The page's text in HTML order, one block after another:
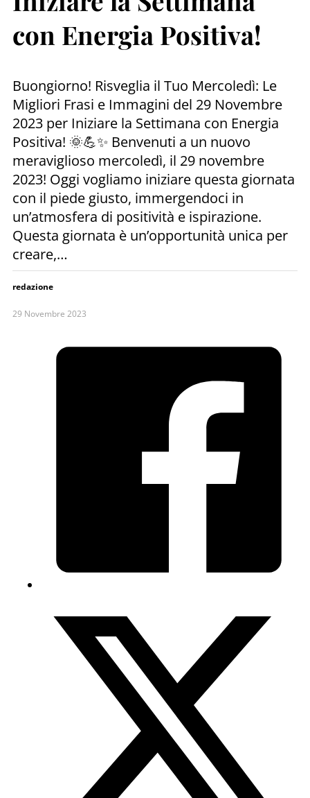
con Energia Positiva!
Buongiorno! Risveglia il Tuo Mercoledì: Le
Migliori Frasi e Immagini del 29 Novembre
2023 per Iniziare la Settimana con Energia
Positiva! 🌞💪✨ Benvenuti a un nuovo
meraviglioso mercoledì, il 29 novembre
2023! Oggi vogliamo iniziare questa giornata
con il piede giusto, immergendoci in
un’atmosfera di positività e ispirazione.
Questa giornata è un’opportunità unica per
creare,…
redazione
29 Novembre 2023